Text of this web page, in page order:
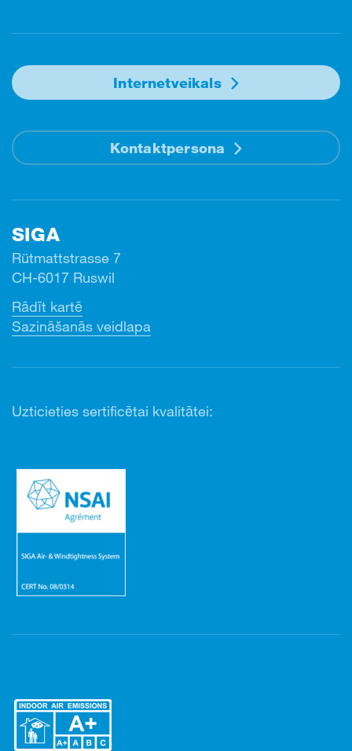
Internetveikals
Kontaktpersona
SIGA
Rütmattstrasse 7
CH-6017 Ruswil
Rādīt kartē
Sazināšanās veidlapa
Uzticieties sertificētai kvalitātei: